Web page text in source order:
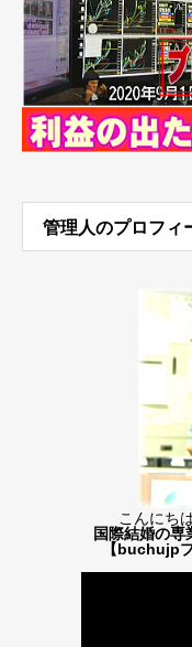
管理人のプロフィ
こんにち
国際結婚の
【buchujp